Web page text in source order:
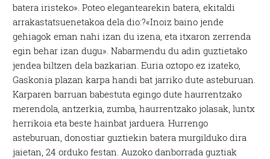
batera iristeko». Poteo elegantearekin batera, ekitaldi
arrakastatsuenetakoa dela dio:?«Inoiz baino jende
gehiagok eman nahi izan du izena, eta itxaron zerrenda
egin behar izan dugu». Nabarmendu du adin guztietako
jendea biltzen dela bazkarian. Euria oztopo ez izateko,
Gaskonia plazan karpa handi bat jarriko dute asteburuan.
Karparen barruan babestuta egingo dute haurrentzako
merendola, antzerkia, zumba, haurrentzako jolasak, luntx
herrikoia eta beste hainbat jarduera. Hurrengo
asteburuan, donostiar guztiekin batera murgilduko dira
jaietan, 24 orduko festan. Auzoko danborrada guztiak